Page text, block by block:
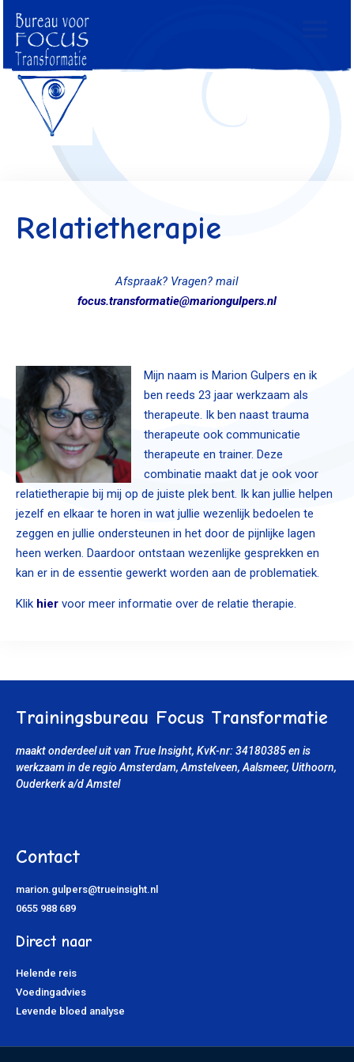
Relatietherapie
Afspraak? Vragen? mail
focus.transformatie@mariongulpers.nl
Mijn naam is Marion Gulpers en ik
ben reeds 23 jaar werkzaam als
therapeute. Ik ben naast trauma
therapeute ook communicatie
therapeute en trainer. Deze
combinatie maakt dat je ook voor
relatietherapie bij mij op de juiste plek bent. Ik kan jullie helpen
jezelf en elkaar te horen in wat jullie wezenlijk bedoelen te
zeggen en jullie ondersteunen in het door de pijnlijke lagen
heen werken. Daardoor ontstaan wezenlijke gesprekken en
kan er in de essentie gewerkt worden aan de problematiek.
Klik hier voor meer informatie over de relatie therapie.
Trainingsbureau Focus Transformatie
maakt onderdeel uit van True Insight, KvK-nr: 34180385en is
werkzaam in de regio Amsterdam, Amstelveen, Aalsmeer, Uithoorn,
Ouderkerk a/d Amstel
Contact
marion.gulpers@trueinsight.nl
0655 988 689
Direct naar
Helende reis
Voedingadvies
Levende bloed analyse